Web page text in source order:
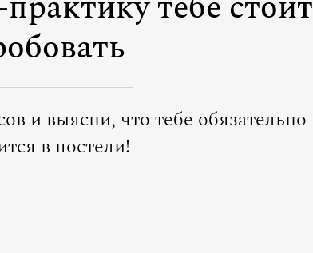
и выясни, что тебе обязательно
в постели!